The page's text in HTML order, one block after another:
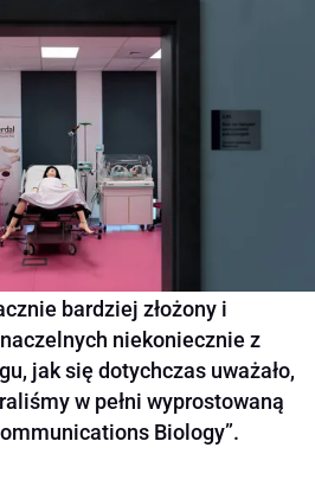
bardziej złożony i
niekoniecznie z
jak się dotychczas uważało,
w pełni wyprostowaną
Biology”.